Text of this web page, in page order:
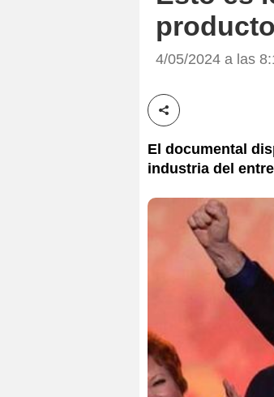
4/05/2024 a las
Compartir esta
El documental
industria del